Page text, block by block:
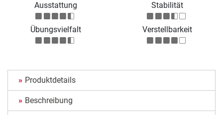
Ausstattung
Stabilität
Übungsvielfalt Verstellbarkeit
Produktdetails
Beschreibung